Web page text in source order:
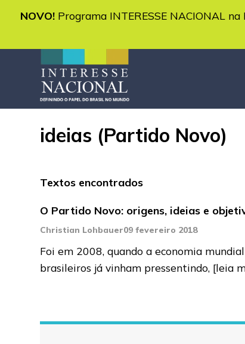
NOVO! Programa INTERESSE NACIONAL
ideias (Partido Novo)
Textos encontrados
O Partido Novo: origens, ideias e
Christian Lohbauer09 fevereiro 2018
Foi em 2008, quando a economia
brasileiros já vinham pressentindo, [leia